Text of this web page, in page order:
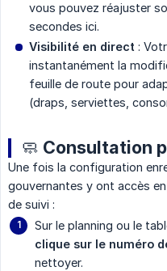
vous pouvez réajuster
secondes ici.
Visibilité en direct :
instantanément la
feuille de route pour
(draps, serviettes,
🧼 Consultation
Une fois la configuration
gouvernantes y ont accès
de suivi :
Sur le planning ou le
clique sur le numéro
nettoyer.